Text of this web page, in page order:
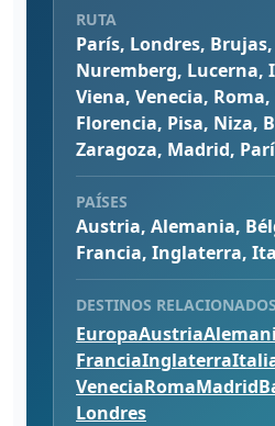
RUTA
París, Londres,
Nuremberg, Lucerna,
Viena, Venecia, Roma,
Florencia, Pisa, Niza,
Zaragoza, Madrid,
PAÍSES
Austria, Alemania,
Francia, Inglaterra,
DESTINOS RELACIONADOS
EuropaAustria
FranciaInglaterra
VeneciaRomaMadrid
Londres